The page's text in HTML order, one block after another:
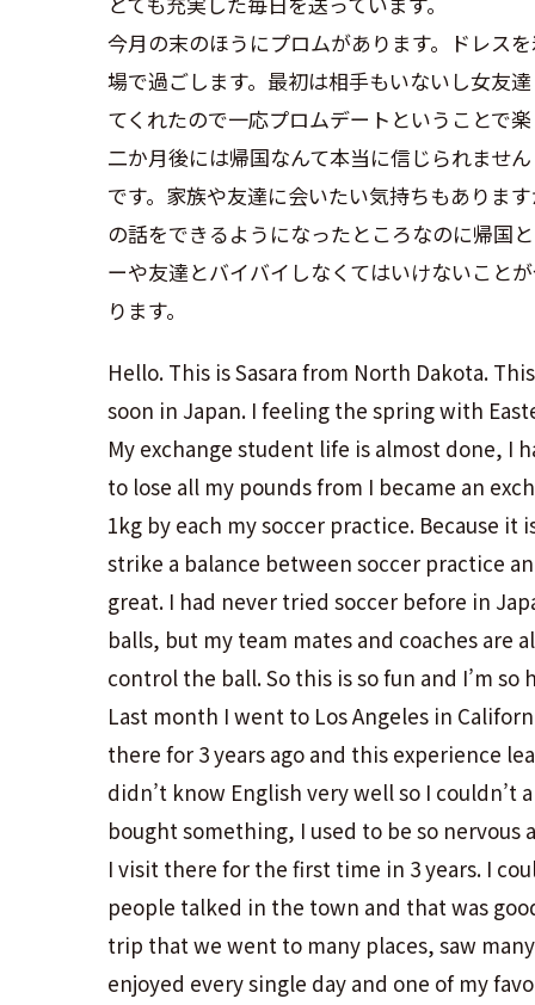
今月の末のほうにプロムがあります。ドレス
場で過ごします。最初は相手もいないし女友
てくれたので一応プロムデートということで
二か月後には帰国なんて本当に信じられませ
です。家族や友達に会いたい気持ちもありま
の話をできるようになったところなのに帰国
ーや友達とバイバイしなくてはいけないこと
ります。
Hello. This is Sasara from North Dakota.
soon in Japan. I feeling the spring with
My exchange student life is almost done, I
to lose all my pounds from I became an
1kg by each my soccer practice. Because
strike a balance between soccer practice
great. I had never tried soccer before in
balls, but my team mates and coaches are
control the ball. So this is so fun and I’m
Last month I went to Los Angeles in
there for 3 years ago and this experience
didn’t know English very well so I couldn’t
bought something, I used to be so
I visit there for the first time in 3 years. I
people talked in the town and that was
trip that we went to many places, saw
enjoyed every single day and one of my